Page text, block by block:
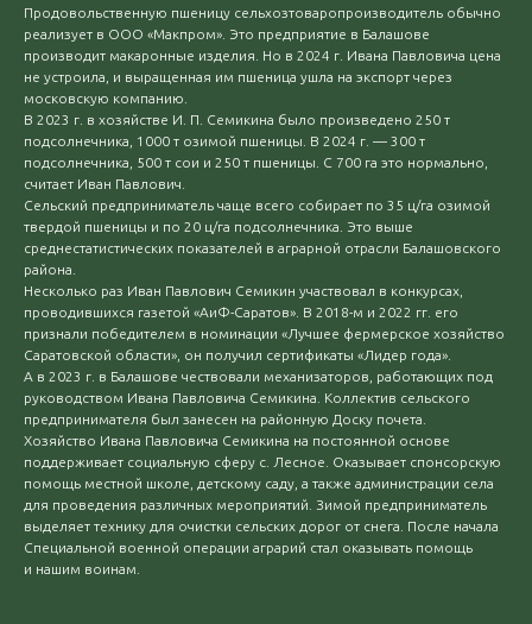
Продовольственную пшеницу сельхозтоваропроизводитель обычно
реализует в ООО «Макпром». Это предприятие в Балашове
производит макаронные изделия. Но в 2024 г. Ивана Павловича цена
не устроила, и выращенная им пшеница ушла на экспорт через
московскую компанию.
В 2023 г. в хозяйстве И. П. Семикина было произведено 250 т
подсолнечника, 1000 т озимой пшеницы. В 2024 г. — 300 т
подсолнечника, 500 т сои и 250 т пшеницы. С 700 га это нормально,
считает Иван Павлович.
Сельский предприниматель чаще всего собирает по 35 ц/га озимой
твердой пшеницы и по 20 ц/га подсолнечника. Это выше
среднестатистических показателей в аграрной отрасли Балашовского
района.
Несколько раз Иван Павлович Семикин участвовал в конкурсах,
проводившихся газетой «АиФ-Саратов». В 2018-м и 2022 гг. его
признали победителем в номинации «Лучшее фермерское хозяйство
Саратовской области», он получил сертификаты «Лидер года».
А в 2023 г. в Балашове чествовали механизаторов, работающих под
руководством Ивана Павловича Семикина. Коллектив сельского
предпринимателя был занесен на районную Доску почета.
Хозяйство Ивана Павловича Семикина на постоянной основе
поддерживает социальную сферу с. Лесное. Оказывает спонсорскую
помощь местной школе, детскому саду, а также администрации села
для проведения различных мероприятий. Зимой предприниматель
выделяет технику для очистки сельских дорог от снега. После начала
Специальной военной операции аграрий стал оказывать помощь
и нашим воинам.